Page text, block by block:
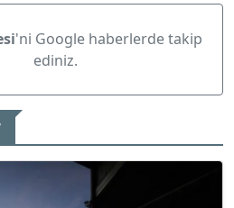
'ni Google haberlerde takip
ediniz.